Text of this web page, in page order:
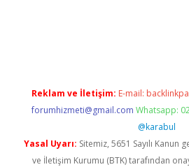
Reklam ve İletişim: E-mail:
forumhizmeti@gmail.com Whatsapp:
@karabul
Yasal Uyarı: Sitemiz, 5651 Sayılı
ve İletişim Kurumu (BTK) tarafından